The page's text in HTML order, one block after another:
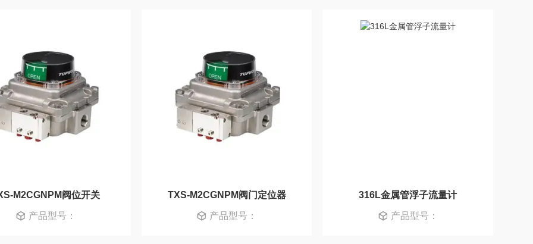
M2CGNPM阀位开关
产品型号：
TXS-M2CGNPM阀门定位器
产品型号：
316L金属管浮子流量计
产品型号：